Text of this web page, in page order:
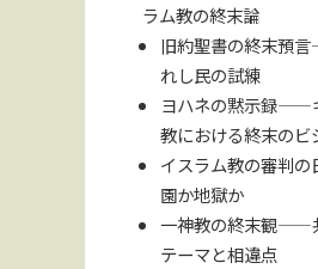
ラム教の終末論
旧約聖書の終末預
れし民の試練
ヨハネの黙示録——
教における終末のビ
イスラム教の審判
園か地獄か
一神教の終末観——
テーマと相違点